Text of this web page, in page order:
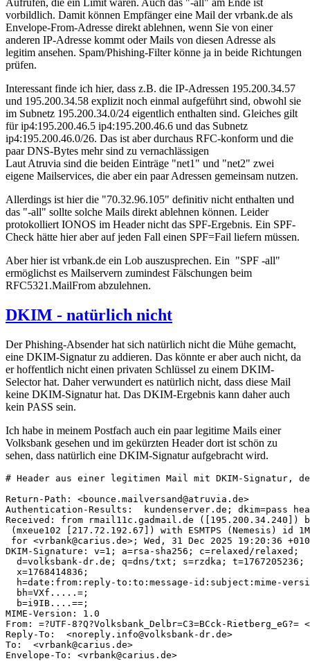
Aufrufen, die ein Limit wären. Auch das "-all" am Ende ist
vorbildlich. Damit können Empfänger eine Mail der vrbank.de als
Envelope-From-Adresse direkt ablehnen, wenn Sie von einer
anderen IP-Adresse kommt oder Mails von diesen Adresse als
legitim ansehen. Spam/Phishing-Filter könne ja in beide Richtungen
prüfen.
Interessant finde ich hier, dass z.B. die IP-Adressen 195.200.34.57
und 195.200.34.58 explizit noch einmal aufgeführt sind, obwohl sie
im Subnetz 195.200.34.0/24 eigentlich enthalten sind. Gleiches gilt
für ip4:195.200.46.5 ip4:195.200.46.6 und das Subnetz
ip4:195.200.46.0/26. Das ist aber durchaus RFC-konform und die
paar DNS-Bytes mehr sind zu vernachlässigen
Laut Atruvia sind die beiden Einträge "net1" und "net2" zwei
eigene Mailservices, die aber ein paar Adressen gemeinsam nutzen.
Allerdings ist hier die "70.32.96.105" definitiv nicht enthalten und
das "-all" sollte solche Mails direkt ablehnen können. Leider
protokolliert IONOS im Header nicht das SPF-Ergebnis. Ein SPF-
Check hätte hier aber auf jeden Fall einen SPF=Fail liefern müssen.
Aber hier ist vrbank.de ein Lob auszusprechen. Ein "SPF -all"
ermöglichst es Mailservern zumindest Fälschungen beim
RFC5321.MailFrom abzulehnen.
DKIM - natürlich nicht
Der Phishing-Absender hat sich natürlich nicht die Mühe gemacht,
eine DKIM-Signatur zu addieren. Das könnte er aber auch nicht, da
er hoffentlich nicht einen privaten Schlüssel zu einem DKIM-
Selector hat. Daher verwundert es natürlich nicht, dass diese Mail
keine DKIM-Signatur hat. Das DKIM-Ergebnis kann daher auch
kein PASS sein.
Ich habe in meinem Postfach auch ein paar legitime Mails einer
Volksbank gesehen und im gekürzten Header dort ist schön zu
sehen, dass natürlich eine DKIM-Signatur aufgebracht wird.
# Header aus einer legitimen Mail mit DKIM-Signatur, der
Return-Path: <bounce.mailversand@atruvia.de>
Authentication-Results:  kundenserver.de; dkim=pass
Received: from rmail11c.gadmail.de ([195.200.34.240])
(mxeue102 [217.72.192.67]) with ESMTPS (Nemesis) id
for <vrbank@carius.de>; Wed, 31 Dec 2025 19:20:36
DKIM-Signature: v=1; a=rsa-sha256; c=relaxed/relaxed;
  d=volksbank-dr.de; q=dns/txt; s=rzdka; t=1767205236;
  x=1768414836;
h=date:from:reply-to:to:message-id:subject:mime-
  bh=VXf.....=;
  b=i9IB....==;
MIME-Version: 1.0
From: =?UTF-8?Q?Volksbank_Delbr=C3=BCck-
Reply-To:  <noreply.info@volksbank-dr.de>
To:  <vrbank@carius.de>
Envelope-To: <vrbank@carius.de>